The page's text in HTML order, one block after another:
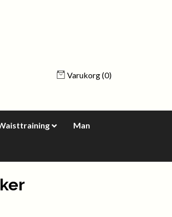
Varukorg(0)
Man